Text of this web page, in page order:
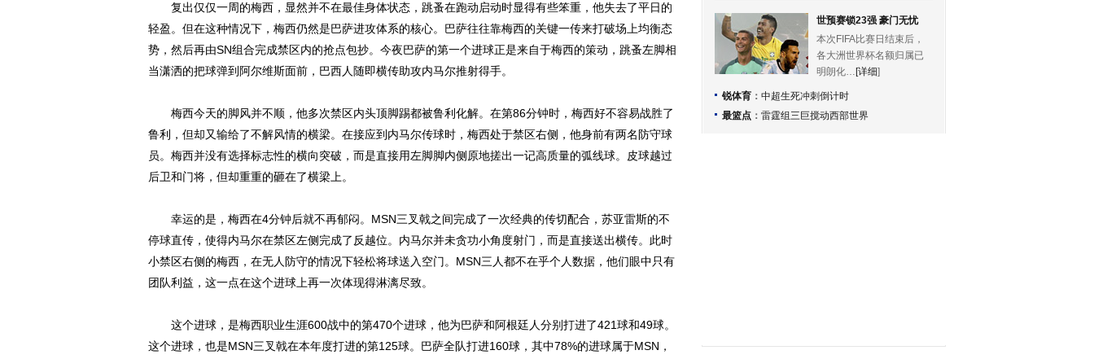
复出仅仅一周的梅西，显然并不在最佳身体状态，跳蚤在跑动启动时显得有些笨重，他失去了平日的
轻盈。但在这种情况下，梅西仍然是巴萨进攻体系的核心。巴萨往往靠梅西的关键一传来打破场上均衡态
势，然后再由SN组合完成禁区内的抢点包抄。今夜巴萨的第一个进球正是来自于梅西的策动，跳蚤左脚相
当潇洒的把球弹到阿尔维斯面前，巴西人随即横传助攻内马尔推射得手。
梅西今天的脚风并不顺，他多次禁区内头顶脚踢都被鲁利化解。在第86分钟时，梅西好不容易战胜了
鲁利，但却又输给了不解风情的横梁。在接应到内马尔传球时，梅西处于禁区右侧，他身前有两名防守球
员。梅西并没有选择标志性的横向突破，而是直接用左脚脚内侧原地搓出一记高质量的弧线球。皮球越过
后卫和门将，但却重重的砸在了横梁上。
幸运的是，梅西在4分钟后就不再郁闷。MSN三叉戟之间完成了一次经典的传切配合，苏亚雷斯的不
停球直传，使得内马尔在禁区左侧完成了反越位。内马尔并未贪功小角度射门，而是直接送出横传。此时
小禁区右侧的梅西，在无人防守的情况下轻松将球送入空门。MSN三人都不在乎个人数据，他们眼中只有
团队利益，这一点在这个进球上再一次体现得淋漓尽致。
这个进球，是梅西职业生涯600战中的第470个进球，他为巴萨和阿根廷人分别打进了421球和49球。
这个进球，也是MSN三叉戟在本年度打进的第125球。巴萨全队打进160球，其中78%的进球属于MSN，
世预赛锁23强 豪门无忧
本次FIFA比赛日结束后，
各大洲世界杯名额归属已
明朗化… [详细]
锐体育 ： 中超生死冲刺倒计时
最篮点 ： 雷霆组三巨搅动西部世界